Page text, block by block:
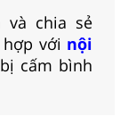
và chia sẻ
với nội
cấm bình